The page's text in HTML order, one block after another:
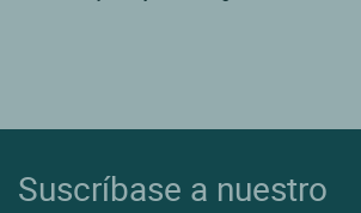
Suscríbase a nuestro